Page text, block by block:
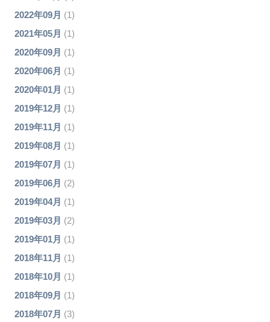
2022年09月 (1)
2021年05月 (1)
2020年09月 (1)
2020年06月 (1)
2020年01月 (1)
2019年12月 (1)
2019年11月 (1)
2019年08月 (1)
2019年07月 (1)
2019年06月 (2)
2019年04月 (1)
2019年03月 (2)
2019年01月 (1)
2018年11月 (1)
2018年10月 (1)
2018年09月 (1)
2018年07月 (3)